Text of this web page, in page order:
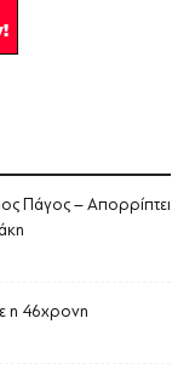
Πάγος – Απορρίπτει
η 46χρονη